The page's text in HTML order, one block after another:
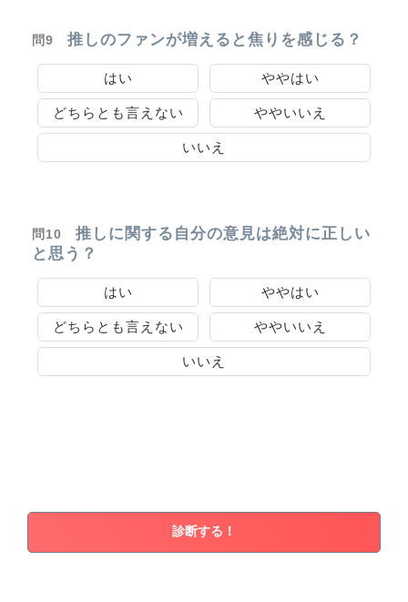
問9 推しのファンが増えると焦りを感じる？
はい ややはい
どちらとも言えない ややいいえ
いいえ
問10
推しに関する自分の意見は絶対に正しい
と思う？
はい ややはい
どちらとも言えない ややいいえ
いいえ